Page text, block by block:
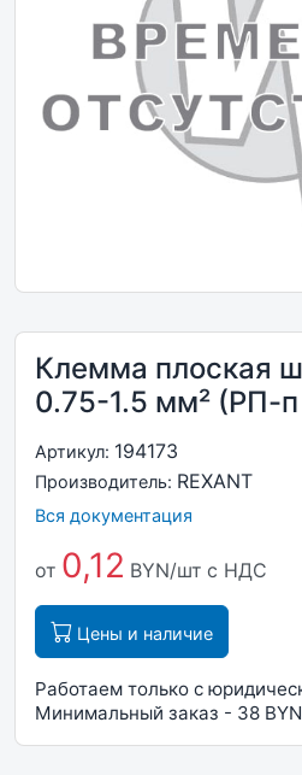
Клемма плоская
0.75-1.5 мм² (РП-
Артикул: 194173
Производитель: REXANT
Вся документация
от 0,12 BYN/шт с НДС
Цены и наличие
Работаем только с
Минимальный заказ - 38 BYN